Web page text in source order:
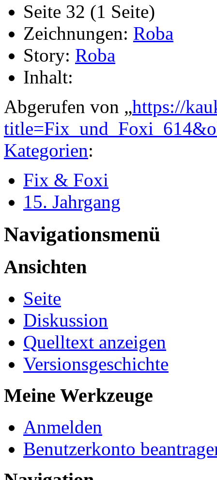
Seite 32 (1 Seite)
Zeichnungen: Roba
Story: Roba
Inhalt:
Abgerufen von „https://
Kategorien:
Fix & Foxi
15. Jahrgang
Navigationsmenü
Ansichten
Seite
Diskussion
Quelltext anzeigen
Versionsgeschichte
Meine Werkzeuge
Anmelden
Benutzerkonto